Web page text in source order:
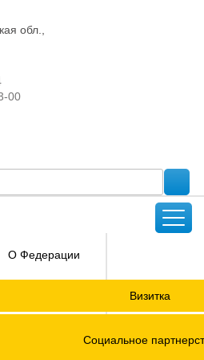
обл.,
00
О Федерации
Визитка
от 2026 года
Социальное